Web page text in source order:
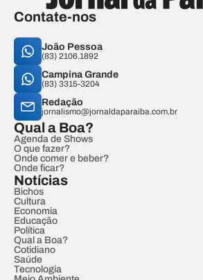
Contate-nos
João Pessoa
(83) 2106.1892
Campina Grande
(83) 3315-3204
Redação
jornalismo@jornaldaparaiba.com.br
Qual a Boa?
Agenda de Shows
O que fazer?
Onde comer e beber?
Onde ficar?
Notícias
Bichos
Cultura
Economia
Educação
Política
Qual a Boa?
Cotidiano
Saúde
Tecnologia